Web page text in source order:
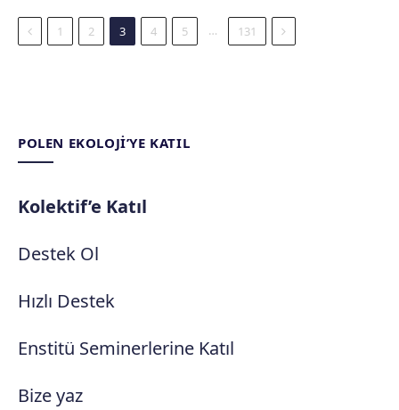
Previous
1 2 3 4 5 … 131 Next
POLEN EKOLOJI’YE KATIL
Kolektif’e Katıl
Destek Ol
Hızlı Destek
Enstitü Seminerlerine Katıl
Bize yaz